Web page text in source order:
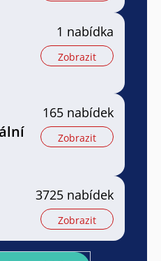
1 nabídka
Zobrazit
165 nabídek
Zobrazit
3725 nabídek
Zobrazit